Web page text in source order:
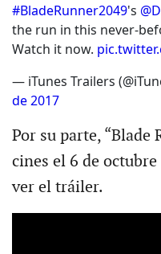
#BladeRunner2049's
the run in this never-
Watch it now.
— iTunes Trailers
de 2017
Por su parte, “Blade
cines el 6 de
ver el tráiler.